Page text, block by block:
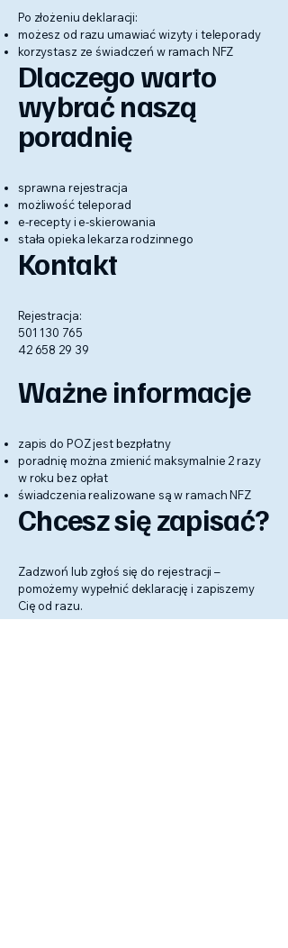
Po złożeniu deklaracji:
możesz od razu umawiać wizyty i teleporady
korzystasz ze świadczeń w ramach NFZ
Dlaczego warto
wybrać naszą
poradnię
sprawna rejestracja
możliwość teleporad
e-recepty i e-skierowania
stała opieka lekarza rodzinnego
Kontakt
Rejestracja:
501 130 765
42 658 29 39
Ważne informacje
zapis do POZ jest bezpłatny
poradnię można zmienić maksymalnie 2 razy
w roku bez opłat
świadczenia realizowane są w ramach NFZ
Chcesz się zapisać?
Zadzwoń lub zgłoś się do rejestracji –
pomożemy wypełnić deklarację i zapiszemy
Cię od razu.